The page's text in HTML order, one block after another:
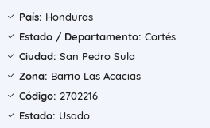
País: Honduras
Estado / Departamento: Cortés
Ciudad: San Pedro Sula
Zona: Barrio Las Acacias
Código: 2702216
Estado: Usado